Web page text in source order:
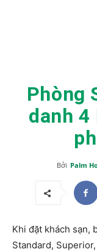
Phòng
danh
Bởi Palm
Khi đặt khách sạn,
Standard,